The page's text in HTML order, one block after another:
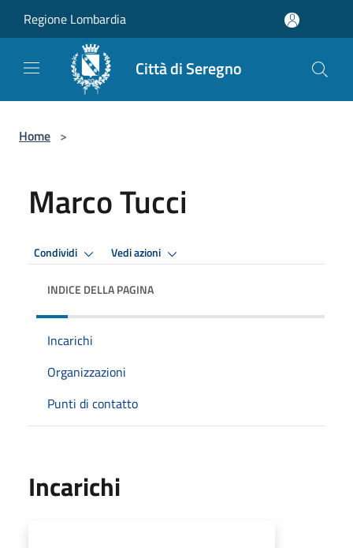
Regione Lombardia
Città di Seregno
Home >
Marco Tucci
Condividi Vedi azioni
INDICE DELLA PAGINA
Incarichi
Organizzazioni
Punti di contatto
Incarichi